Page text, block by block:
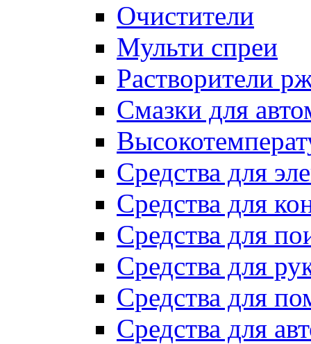
Очистители
Мульти спреи
Растворители
Смазки для
Средства для
Средства для
Средства для
Средства для
Средства для
Средства для